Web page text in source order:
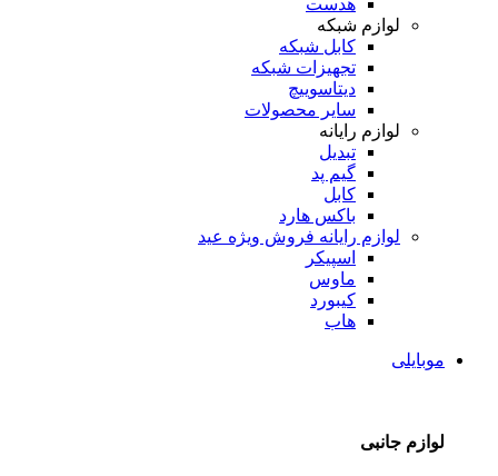
لوازم شبکه
کابل شبکه
تجهیزات شبکه
دیتاسوییچ
سایر محصولات
لوازم رایانه
تبدیل
گیم پد
کابل
باکس هارد
لوازم رایانه فروش ویژه عید
اسپیکر
ماوس
کیبورد
هاب
موبایلی
لوازم جانبی